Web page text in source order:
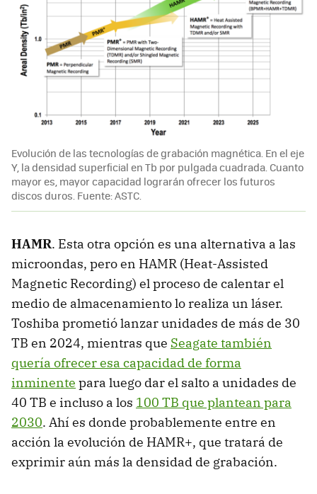
Evolución de las tecnologías de grabación magnética. En el eje
Y, la densidad superficial en Tb por pulgada cuadrada. Cuanto
mayor es, mayor capacidad lograrán ofrecer los futuros
discos duros. Fuente: ASTC.
HAMR. Esta otra opción es una alternativa a las
microondas, pero en HAMR (Heat-Assisted
Magnetic Recording) el proceso de calentar el
medio de almacenamiento lo realiza un láser.
Toshiba prometió lanzar unidades de más de 30
TB en 2024, mientras que Seagate también
quería ofrecer esa capacidad de forma
inminente para luego dar el salto a unidades de
40 TB e incluso a los 100 TB que plantean para
2030. Ahí es donde probablemente entre en
acción la evolución de HAMR+, que tratará de
exprimir aún más la densidad de grabación.